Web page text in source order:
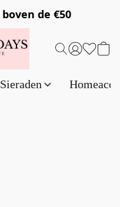
boven de €50
Sieraden